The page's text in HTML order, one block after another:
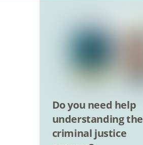
Do you need help
understanding the
criminal justice